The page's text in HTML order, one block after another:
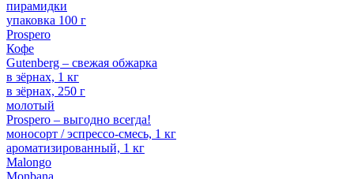
пирамидки
упаковка 100 г
Prospero
Кофе
Gutenberg – свежая обжарка
в зёрнах, 1 кг
в зёрнах, 250 г
молотый
Prospero – выгодно всегда!
моносорт / эспрессо-смесь, 1 кг
ароматизированный, 1 кг
Malongo
Monbana